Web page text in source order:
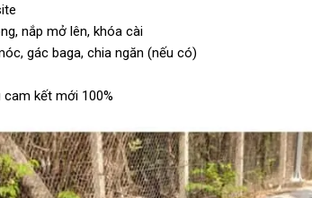
nắp mở lên, khóa cài
gác baga, chia ngăn (nếu có)
kết mới 100%